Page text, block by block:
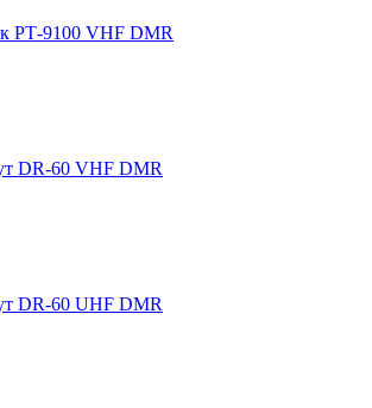
РТ-9100 VHF DMR
DR-60 VHF DMR
DR-60 UHF DMR